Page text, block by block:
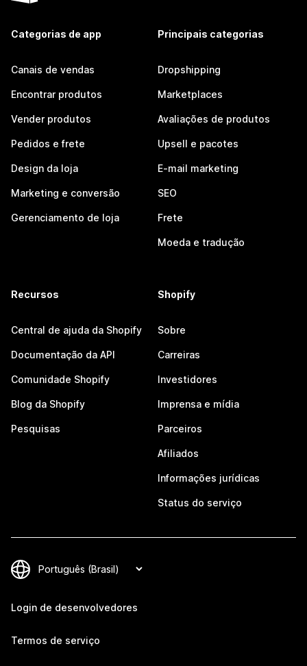
Categorias de app
Canais de vendas
Encontrar produtos
Vender produtos
Pedidos e frete
Design da loja
Marketing e conversão
Gerenciamento de loja
Principais categorias
Dropshipping
Marketplaces
Avaliações de produtos
Upsell e pacotes
E-mail marketing
SEO
Frete
Moeda e tradução
Recursos
Central de ajuda da Shopify
Documentação da API
Comunidade Shopify
Blog da Shopify
Pesquisas
Shopify
Sobre
Carreiras
Investidores
Imprensa e mídia
Parceiros
Afiliados
Informações jurídicas
Status do serviço
Login de desenvolvedores
Termos de serviço